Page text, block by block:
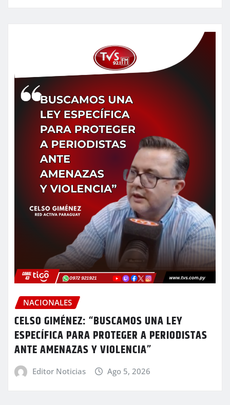
NACIONALES
CELSO GIMÉNEZ: “BUSCAMOS UNA LEY
ESPECÍFICA PARA PROTEGER A PERIODISTAS
ANTE AMENAZAS Y VIOLENCIA”
Editor Noticias Ago 5, 2026